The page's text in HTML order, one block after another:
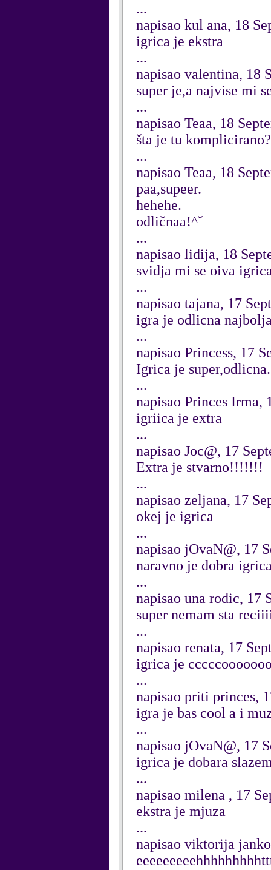
...
napisao kul ana, 18
igrica je ekstra
...
napisao valentina, 18
super je,a najvise mi
...
napisao Teaa, 18
šta je tu
...
napisao Teaa, 18
paa,supeer.
hehehe.
odličnaa!^ˇ
...
napisao lidija, 18
svidja mi se oiva
...
napisao tajana, 17
igra je odlicna
...
napisao Princess, 17
Igrica je
...
napisao Princes Irma,
igriica je extra
...
napisao Joc@, 17
Extra je stvarno!!!!!!!
...
napisao zeljana, 17
okej je igrica
...
napisao jOvaN@, 17
naravno je dobra
...
napisao una rodic, 17
super nemam sta
...
napisao renata, 17
igrica je
...
napisao priti princes,
igra je bas cool a i
...
napisao jOvaN@, 17
igrica je dobara
...
napisao milena , 17
ekstra je mjuza
...
napisao viktorija